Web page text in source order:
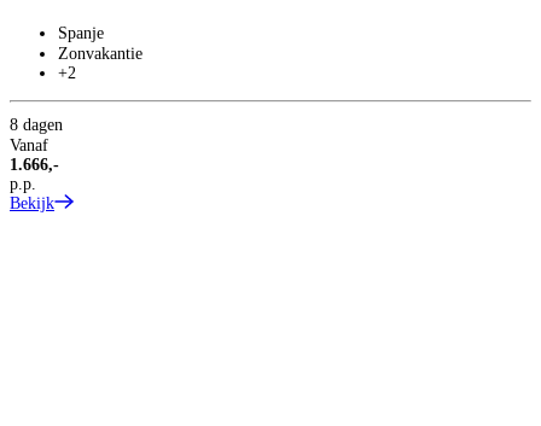
Spanje
Zonvakantie
+2
8 dagen
Vanaf
1.666,-
p.p.
Bekijk